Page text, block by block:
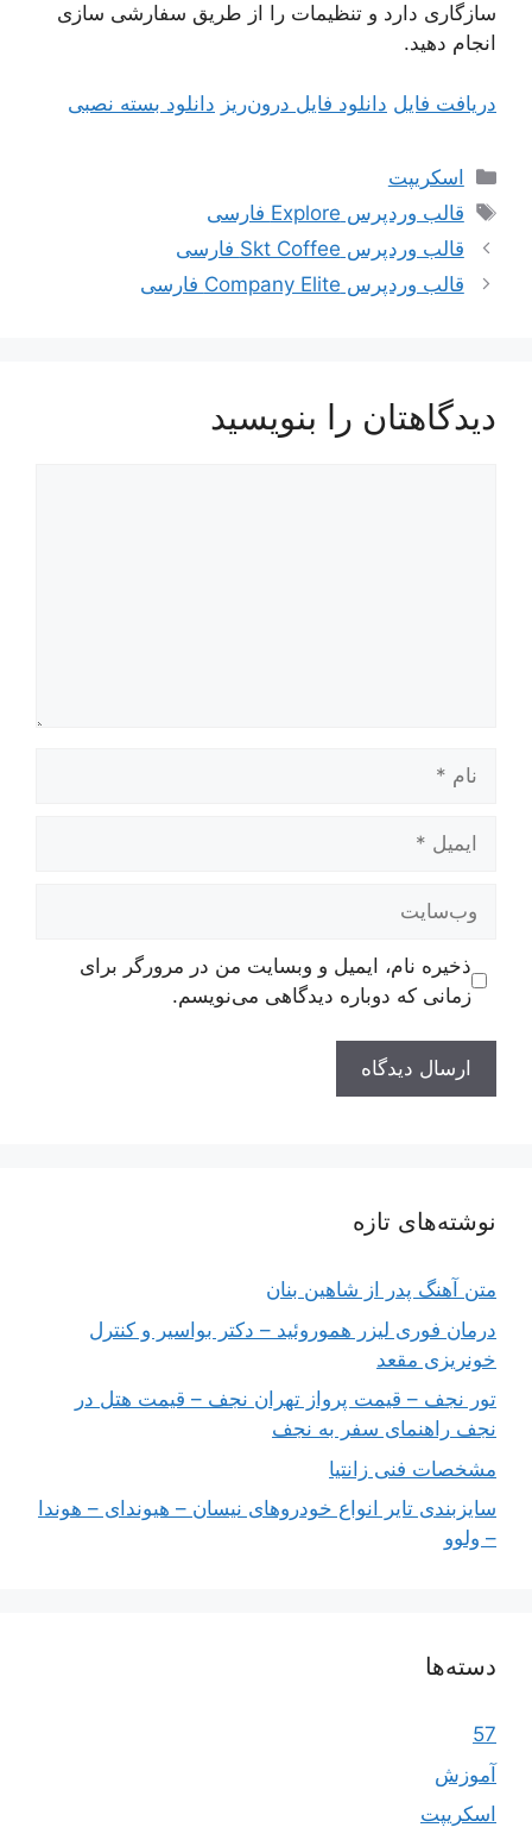
سازگاری دارد و تنظیمات را از طریق سفارشی سازی
انجام دهید.
دریافت فایل دانلود فایل درون‌ریز دانلود بسته نصبی
دسته‌ها
اسکریپت
برچسب‌ها
قالب وردپرس Explore فارسی
قالب وردپرس Skt Coffee فارسی
قالب وردپرس Company Elite فارسی
دیدگاهتان را بنویسید
ذخیره نام، ایمیل و وبسایت من در مرورگر برای
زمانی که دوباره دیدگاهی می‌نویسم.
نوشته‌های تازه
متن آهنگ پدر از شاهین بنان
درمان فوری لیزر هموروئید – دکتر بواسیر و کنترل
خونریزی مقعد
تور نجف – قیمت پرواز تهران نجف – قیمت هتل در
نجف راهنمای سفر به نجف
مشخصات فنی زانتیا
سایزبندی تایر انواع خودروهای نیسان – هیوندای – هوندا
– ولوو
دسته‌ها
57
آموزش
اسکریپت